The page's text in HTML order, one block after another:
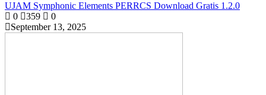
UJAM Symphonic Elements PERRCS Download Gratis 1.2.0
0
359
0
September 13, 2025